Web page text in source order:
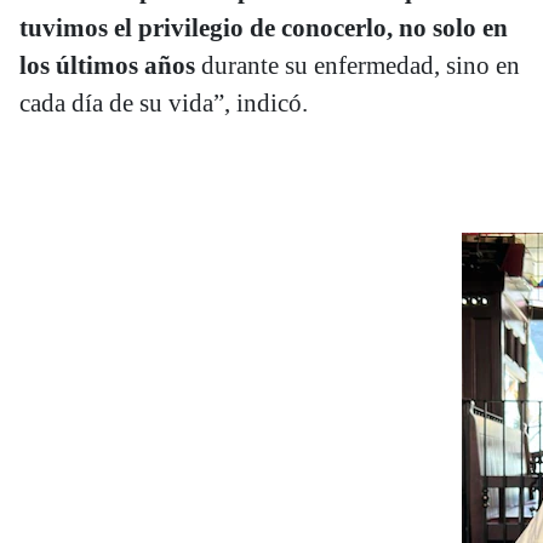
tuvimos el privilegio de conocerlo, no solo en
los últimos años durante su enfermedad, sino en
cada día de su vida”, indicó.